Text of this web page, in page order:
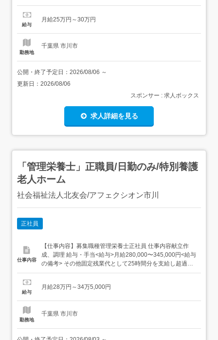
天気が良い日はお散歩や公園に出かけています・午後は放
学校の宿題やその子に合わせた学習プリントをお手伝いし
給与
月給25万円～30万円
勤務地
千葉県 市川市
公開・終了予定日： 2026/08/06 ～
更新日： 2026/08/06
スポンサー : 求人ボックス
求人詳細を見る
「管理栄養士」正職員/日勤のみ/特別養護
老人ホーム
社会福祉法人北友会/アフェクシオン市川
正社員
仕事内容
【仕事内容】募集職種管理栄養士正社員 仕事内容献立作
成、調理 給与・手当<給与>月給280,000〜345,000円<給与
の備考> その他固定残業代として25時間分を支給し超過分
は別途支給<基本給>190,000〜210,000円<手当>交通費支
当:25,000円資格手当:20,000円ベースアッ...
給与
月給28万円～34万5,000円
勤務地
千葉県 市川市